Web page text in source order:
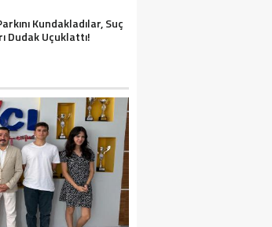
Kundakladılar, Suç
Dudak Uçuklattı!